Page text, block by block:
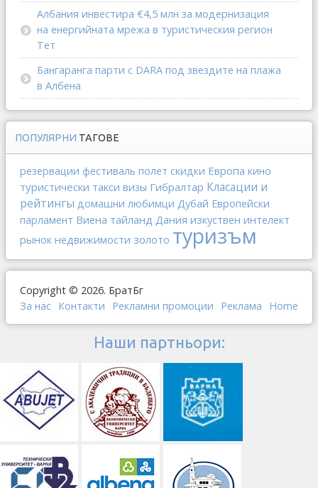
Албания инвестира €4,5 млн за модернизация
на енергийната мрежа в туристическия регион
Тет
Бангаранга парти с DARA под звездите на плажа
в Албена
ПОПУЛЯРНИ ТАГОВЕ
резервации фестиваль полет скидки Европа кино
туристически такси визы Гибралтар Класации и
рейтингы домашни любимци Дубай Европейски
парламент Виена тайланд Дания изкуствен интелект
рынок недвижимости золото туризъм
Copyright © 2026. БратБг
За нас Контакти Рекламни промоции Реклама Home
Наши партньори: